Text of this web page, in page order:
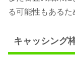
る可能性もあるた
キャッシング